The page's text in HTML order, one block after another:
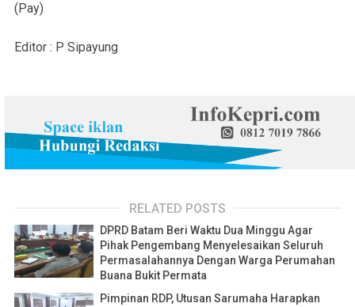
(Pay)
Editor : P Sipayung
RELATED POSTS
DPRD Batam Beri Waktu Dua Minggu Agar
Pihak Pengembang Menyelesaikan Seluruh
Permasalahannya Dengan Warga Perumahan
Buana Bukit Permata
Pimpinan RDP, Utusan Sarumaha Harapkan